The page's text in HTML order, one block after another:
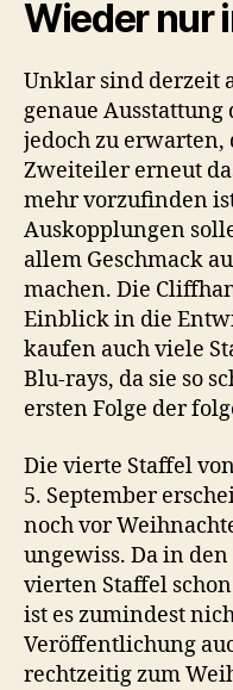
Wieder nur
Unklar sind derzeit
genaue Ausstattung
jedoch zu erwarten,
Zweiteiler erneut
mehr vorzufinden
Auskopplungen
allem Geschmack
machen. Die
Einblick in die
kaufen auch viele
Blu-rays, da sie so
ersten Folge der
Die vierte Staffel
5. September
noch vor
ungewiss. Da in
vierten Staffel
ist es zumindest
Veröffentlichung
rechtzeitig zum